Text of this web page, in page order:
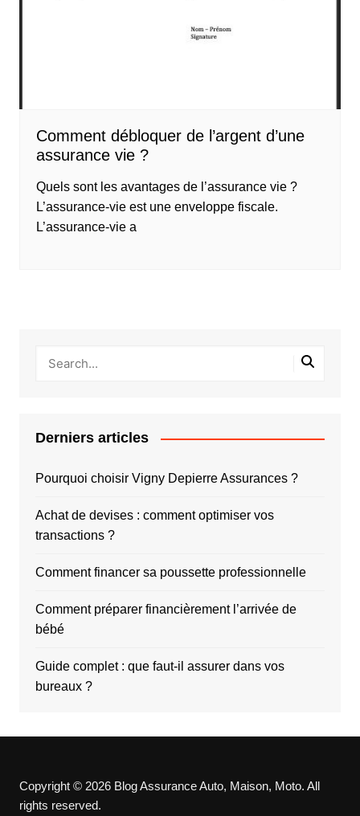
Comment débloquer de l’argent d’une
assurance vie ?
Quels sont les avantages de l’assurance vie ?
L’assurance-vie est une enveloppe fiscale.
L’assurance-vie a
Derniers articles
Pourquoi choisir Vigny Depierre Assurances ?
Achat de devises : comment optimiser vos
transactions ?
Comment financer sa poussette professionnelle
Comment préparer financièrement l’arrivée de
bébé
Guide complet : que faut-il assurer dans vos
bureaux ?
Copyright © 2026 Blog Assurance Auto, Maison, Moto. All
rights reserved.